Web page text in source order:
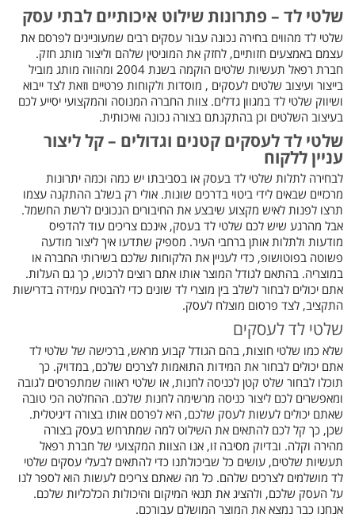
שלטי לד – פתרונות שילוט איכותיים לבתי עסק
שלטי לד מהווים בחירה נכונה עבור עסקים רבים שמעוניינים לפרסם את
עצמם באמצעים חזותיים, לחזק את המוניטין שלהם וליצור מותג חזק.
חברת רפאל תעשיות שלטים הוקמה בשנת 2004 ומהווה מותג מוביל
בייצור ועיצוב שלטים לעסקים , מוסדות ולקוחות פרטיים וזאת לצד ייבוא
ושיווק שלטי לד במגוון גדלים. צוות החברה המנוסה והמקצועי יסייע לכם
בעיצוב השלטים וכן בהתקנתם בצורה נכונה ואיכותית.
שלטי לד לעסקים קטנים וגדולים – קל ליצור
עניין ללקוח
לבחירה לתלות שלטי לד בעסק או בסביבתו יש כמה וכמה יתרונות
מרכזיים שבאים לידי ביטוי בדרכים שונות. אולי רק בשלב ההתקנה עצמו
תרצו לפנות לאיש מקצוע שיבצע את החיבורים הנכונים לרשת החשמל.
אבל מהרגע שיש לכם שלטי לד בעסק, אינכם צריכים עוד להדפיס
מודעות ולתלות אותן ברחבי העיר. מספיק שתדעו איך ליצור מודעה
פשוטה בפוטושופ, כדי לעניין את הלקוחות שלכם בשירותי החברה או
במוצריה. בהתאם לגודל המוצר אותו אתם רוצים לרכוש, כך גם העלות.
אתם יכולים לבחור לשלב בין מוצרי לד שונים כדי להבטיח עמידה בדרישות
התקציב, לצד פרסום מוצלח לעסק.
שלטי לד לעסקים
שלא כמו שלטי חוצות, בהם הגודל קבוע מראש, ברכישה של שלטי לד
אתם יכולים לבחור את המידות התואמות לצרכים שלכם, במדויק. כך
תוכלו לבחור שלט קטן לכניסה לחנות, או שלטי ראווה שמתפרסים לגובה
ומאפשרים לכם ליצור כניסה מרשימה לחנות שלכם. ההחלטה הכי טובה
שאתם יכולים לעשות לעסק שלכם, היא לפרסם אותו בצורה דיגיטלית.
שכן, כך קל לכם להתאים את השילוט למה שמתרחש בעסק בצורה
מהירה וקלה. ובדיוק מסיבה זו, אנו הצוות המקצועי של חברת רפאל
תעשיות שלטים, עושים כל שביכולתנו כדי להתאים לבעלי עסקים שלטי
לד מושלמים לצרכים שלהם. כל מה שאתם צריכים לעשות הוא לספר לנו
על העסק שלכם, ולהציג את תנאי המיקום והיכולות הכלכליות שלכם.
אנחנו כבר נמצא את המוצר המושלם עבורכם.